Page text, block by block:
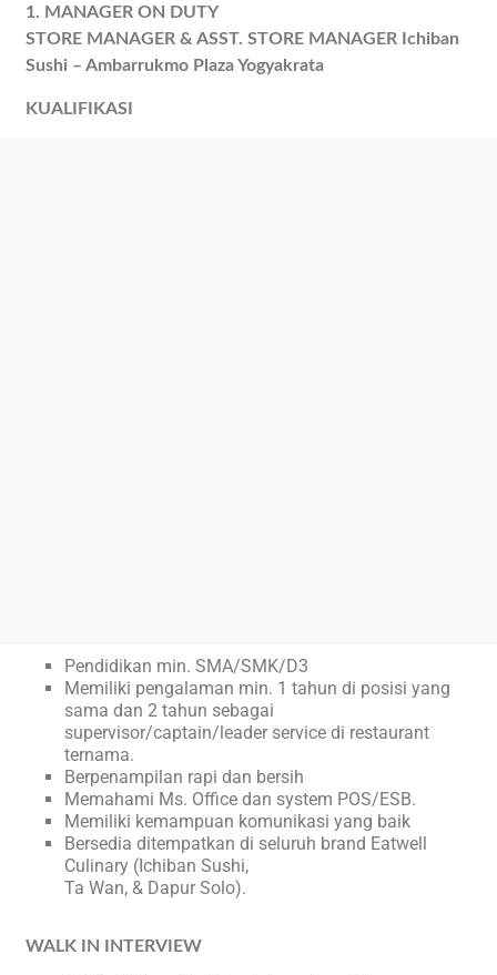
1. MANAGER ON DUTY
STORE MANAGER & ASST. STORE MANAGER Ichiban
Sushi – Ambarrukmo Plaza Yogyakrata
KUALIFIKASI
Pendidikan min. SMA/SMK/D3
Memiliki pengalaman min. 1 tahun di posisi yang
sama dan 2 tahun sebagai
supervisor/captain/leader service di restaurant
ternama.
Berpenampilan rapi dan bersih
Memahami Ms. Office dan system POS/ESB.
Memiliki kemampuan komunikasi yang baik
Bersedia ditempatkan di seluruh brand Eatwell
Culinary (Ichiban Sushi,
Ta Wan, & Dapur Solo).
WALK IN INTERVIEW